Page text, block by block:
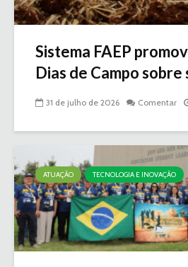
Sistema FAEP
Dias de Campo sobre
31 de julho de 2026 Comentar
ATUAÇÃO TECNOLOGIA E INOVAÇÃO